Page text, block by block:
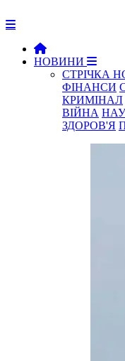
НОВИНИ
СТРІЧКА
ФІНАНСИ
КРИМІНАЛ
ВІЙНА
ЗДОРОВ'Я